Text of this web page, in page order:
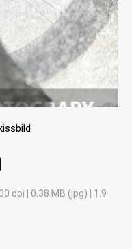
dpi | 0.38 MB (jpg) | 1.9